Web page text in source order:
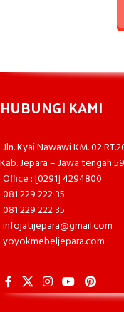
HUBUNGI KAMI
Jln. Kyai Nawawi KM. 02
Kab. Jepara – Jawa tengah
Office : [0291] 4294800
081 229 222 35
081 229 222 35
infojatijepara@gmail.com
yoyokmebeljepara.com